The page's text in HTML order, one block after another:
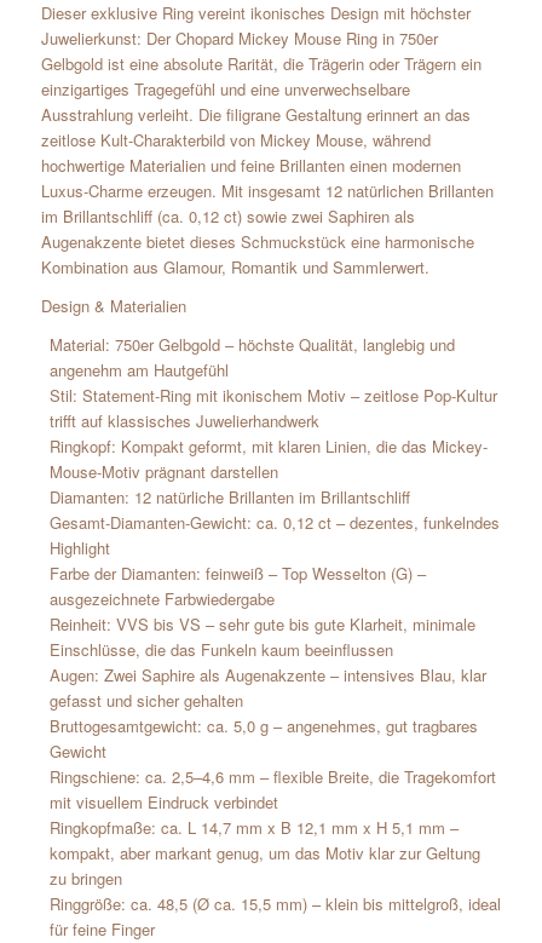
Dieser exklusive Ring vereint ikonisches Design mit höchster
Juwelierkunst: Der Chopard Mickey Mouse Ring in 750er
Gelbgold ist eine absolute Rarität, die Trägerin oder Trägern ein
einzigartiges Tragegefühl und eine unverwechselbare
Ausstrahlung verleiht. Die filigrane Gestaltung erinnert an das
zeitlose Kult-Charakterbild von Mickey Mouse, während
hochwertige Materialien und feine Brillanten einen modernen
Luxus-Charme erzeugen. Mit insgesamt 12 natürlichen Brillanten
im Brillantschliff (ca. 0,12 ct) sowie zwei Saphiren als
Augenakzente bietet dieses Schmuckstück eine harmonische
Kombination aus Glamour, Romantik und Sammlerwert.
Design & Materialien
Material: 750er Gelbgold – höchste Qualität, langlebig und
angenehm am Hautgefühl
Stil: Statement-Ring mit ikonischem Motiv – zeitlose Pop-Kultur
trifft auf klassisches Juwelierhandwerk
Ringkopf: Kompakt geformt, mit klaren Linien, die das Mickey-
Mouse-Motiv prägnant darstellen
Diamanten: 12 natürliche Brillanten im Brillantschliff
Gesamt-Diamanten-Gewicht: ca. 0,12 ct – dezentes, funkelndes
Highlight
Farbe der Diamanten: feinweiß – Top Wesselton (G) –
ausgezeichnete Farbwiedergabe
Reinheit: VVS bis VS – sehr gute bis gute Klarheit, minimale
Einschlüsse, die das Funkeln kaum beeinflussen
Augen: Zwei Saphire als Augenakzente – intensives Blau, klar
gefasst und sicher gehalten
Bruttogesamtgewicht: ca. 5,0 g – angenehmes, gut tragbares
Gewicht
Ringschiene: ca. 2,5–4,6 mm – flexible Breite, die Tragekomfort
mit visuellem Eindruck verbindet
Ringkopfmaße: ca. L 14,7 mm x B 12,1 mm x H 5,1 mm –
kompakt, aber markant genug, um das Motiv klar zur Geltung
zu bringen
Ringgröße: ca. 48,5 (Ø ca. 15,5 mm) – klein bis mittelgroß, ideal
für feine Finger